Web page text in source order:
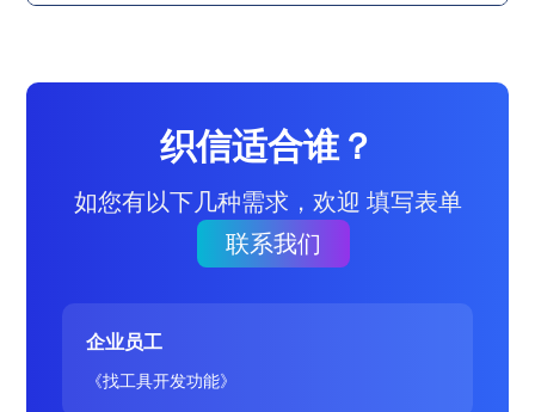
织信适合谁？
如您有以下几种需求，欢迎 填写表单
联系我们
企业员工
《找工具开发功能》